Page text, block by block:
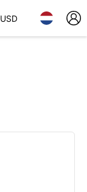
USD